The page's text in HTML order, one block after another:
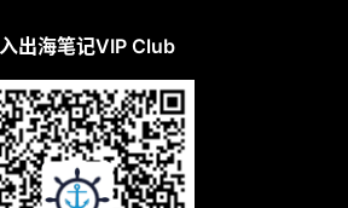
出海笔记VIP Club